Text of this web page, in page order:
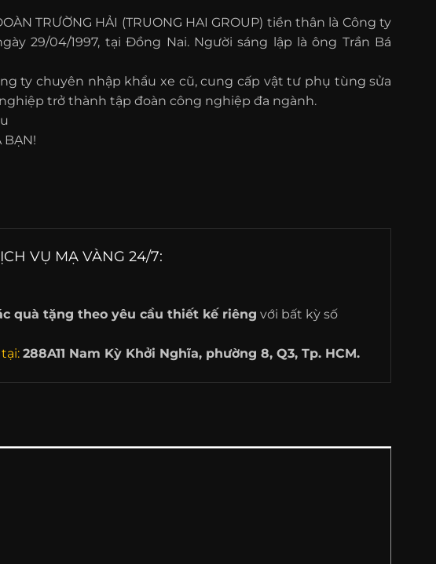
TRƯỜNG HẢI (TRUONG HAI GROUP) tiền thân là Công ty
29/04/1997, tại Đồng Nai. Người sáng lập là ông Trần Bá
ty chuyên nhập khẩu xe cũ, cung cấp vật tư phụ tùng sửa
trở thành tập đoàn công nghiệp đa ngành.
BẠN!
VỤ MẠ VÀNG 24/7:
quà tặng theo yêu cầu thiết kế riêng với bất kỳ số
288A11 Nam Kỳ Khởi Nghĩa, phường 8, Q3, Tp. HCM.